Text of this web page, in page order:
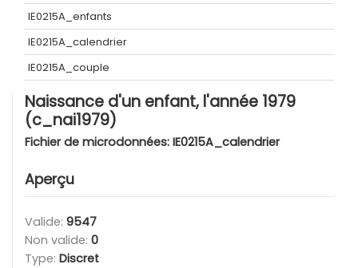
IE0215A_enfants
IE0215A_calendrier
IE0215A_couple
Naissance d'un enfant, l'année 1979
(c_nai1979)
Fichier de microdonnées: IE0215A_calendrier
Aperçu
Valide: 9547
Non valide: 0
Type: Discret